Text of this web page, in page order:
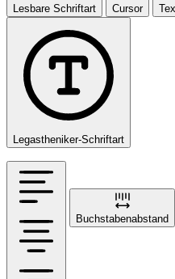
Lesbare Schriftart Cursor
Legastheniker-Schriftart
Buchstabenabstand